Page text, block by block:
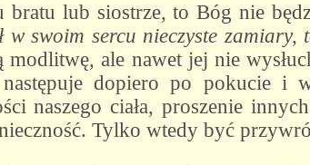
bratu lub siostrze, to Bóg nie
w swoim sercu nieczyste zamiary,
ale nawet jej nie
następuje dopiero po pokucie i
naszego ciała, proszenie
Tylko wtedy być